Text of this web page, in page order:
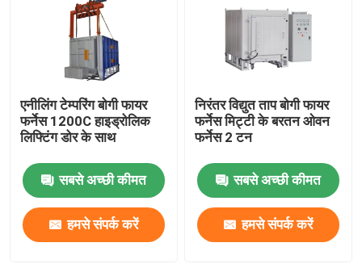
एनीलिंग टेम्परिंग बोगी फायर
फर्नेस 1200C हाइड्रोलिक
लिफ्टिंग डोर के साथ
सबसे अच्छी कीमत
हमसे संपर्क करें
निरंतर विद्युत ताप बोगी फायर
फर्नेस मिट्टी के बरतन ओवन
फर्नेस 2 टन
सबसे अच्छी कीमत
हमसे संपर्क करें